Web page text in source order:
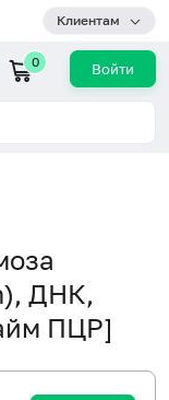
Клиентам
0 Войти
ДНК,
ПЦР]